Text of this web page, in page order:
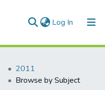
Log In (current)
2011
Browse by Subject